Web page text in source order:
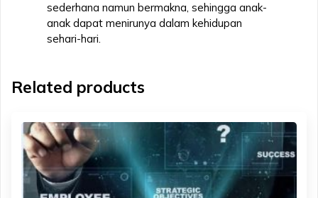
sederhana namun bermakna, sehingga anak-
anak dapat menirunya dalam kehidupan
sehari-hari.
Related products